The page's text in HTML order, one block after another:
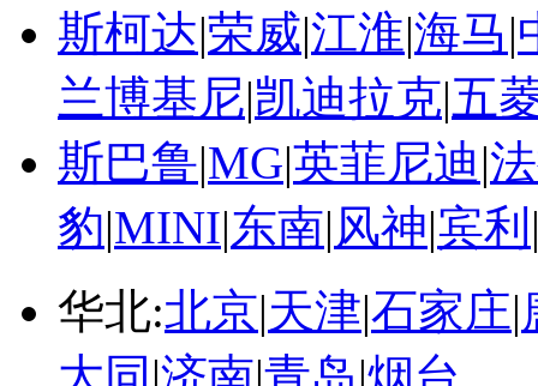
斯柯达|荣威|江淮|海马|
兰博基尼|凯迪拉克|五
斯巴鲁|MG|英菲尼迪|
豹|MINI|东南|风神|宾利
华北:北京|天津|石家庄|
大同 |济南|青岛|烟台